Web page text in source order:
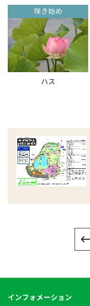
咲き始め
ハス
インフォメーション